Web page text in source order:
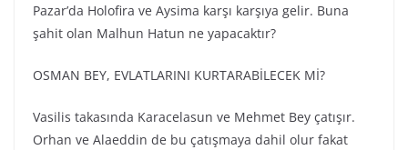
Pazar’da Holofira ve Aysima karşı karşıya gelir. Buna
şahit olan Malhun Hatun ne yapacaktır?
OSMAN BEY, EVLATLARINI KURTARABİLECEK Mİ?
Vasilis takasında Karacelasun ve Mehmet Bey çatışır.
Orhan ve Alaeddin de bu çatışmaya dahil olur fakat